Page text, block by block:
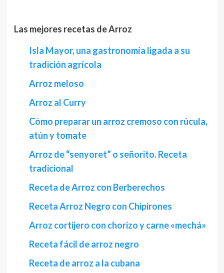
Las mejores recetas de Arroz
Isla Mayor, una gastronomía ligada a su
tradición agrícola
Arroz meloso
Arroz al Curry
Cómo preparar un arroz cremoso con rúcula,
atún y tomate
Arroz de “senyoret” o señorito. Receta
tradicional
Receta de Arroz con Berberechos
Receta Arroz Negro con Chipirones
Arroz cortijero con chorizo y carne «mechá»
Receta fácil de arroz negro
Receta de arroz a la cubana